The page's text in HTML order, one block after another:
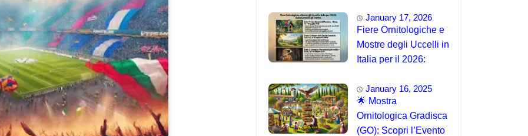
January 17, 2026
Fiere Ornitologiche e
Mostre degli Uccelli in
Italia per il 2026:
Eventi 🐦
January 16, 2025
🌟 Mostra
Ornitologica Gradisca
(GO): Scopri l’Evento